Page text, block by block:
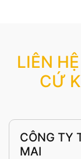
LIÊN
CỨ
CÔNG TY
MAI